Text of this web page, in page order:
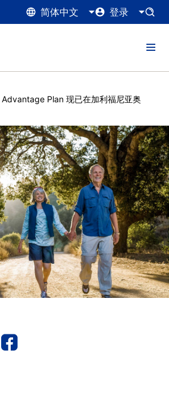
简体中文 登录
Plan 现已在加利福尼亚奥